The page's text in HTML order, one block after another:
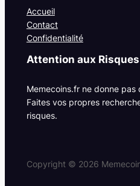
Accueil
Contact
Confidentialité
Attention aux Risques
Memecoins.fr ne donne pas
Faites vos propres
risques.
Copyright © 2026